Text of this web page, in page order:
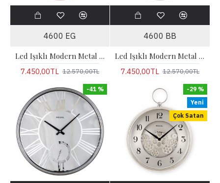
4600 EG
Led Işıklı Modern Metal Büyük Boy Duvar Saati | Gold
7.450,00TL 12.570,00TL
4600 BB
Led Işıklı Modern Metal Büyük Boy Duvar Saati | Siyah
7.450,00TL 12.570,00TL
-41 %
Yeni
Çok Satan
-29 %